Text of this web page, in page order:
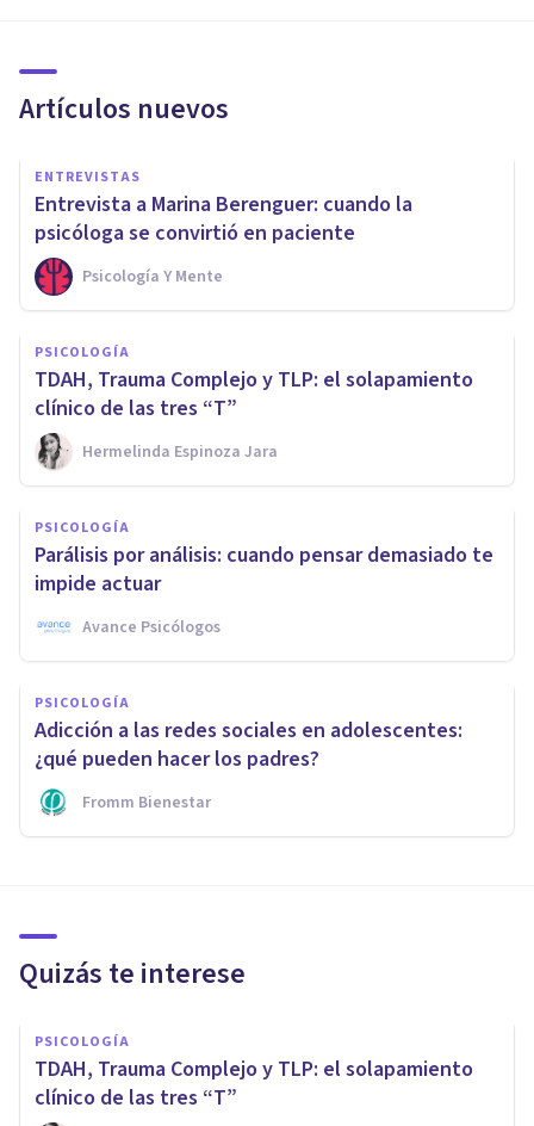
Artículos nuevos
ENTREVISTAS
Entrevista a Marina Berenguer: cuando la
psicóloga se convirtió en paciente
Psicología Y Mente
PSICOLOGÍA
TDAH, Trauma Complejo y TLP: el solapamiento
clínico de las tres “T”
Hermelinda Espinoza Jara
PSICOLOGÍA
Parálisis por análisis: cuando pensar demasiado te
impide actuar
Avance Psicólogos
PSICOLOGÍA
Adicción a las redes sociales en adolescentes:
¿qué pueden hacer los padres?
Fromm Bienestar
Quizás te interese
PSICOLOGÍA
TDAH, Trauma Complejo y TLP: el solapamiento
clínico de las tres “T”